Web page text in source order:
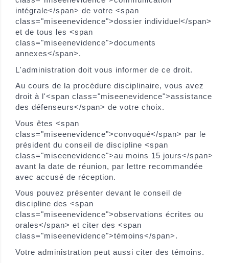
intégrale</span> de votre <span
class="miseenevidence">dossier individuel</span>
et de tous les <span
class="miseenevidence">documents
annexes</span>.
L'administration doit vous informer de ce droit.
Au cours de la procédure disciplinaire, vous avez
droit à l'<span class="miseenevidence">assistance
des défenseurs</span> de votre choix.
Vous êtes <span
class="miseenevidence">convoqué</span> par le
président du conseil de discipline <span
class="miseenevidence">au moins 15 jours</span>
avant la date de réunion, par lettre recommandée
avec accusé de réception.
Vous pouvez présenter devant le conseil de
discipline des <span
class="miseenevidence">observations écrites ou
orales</span> et citer des <span
class="miseenevidence">témoins</span>.
Votre administration peut aussi citer des témoins.